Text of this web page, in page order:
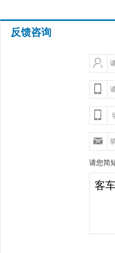
反馈咨询
请您简